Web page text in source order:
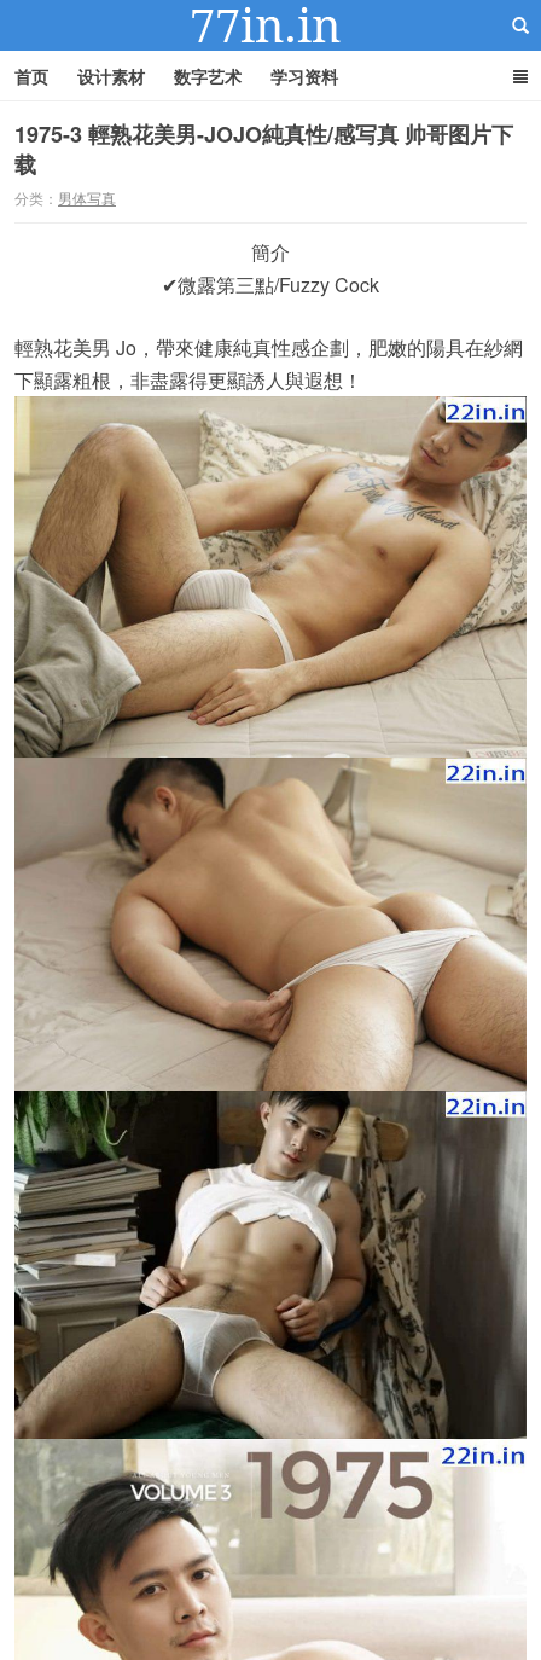
首页 设计素材 数字艺术 学习资料
1975-3 輕熟花美男-JOJO純真性/感写真 帅哥图片下
载
分类： 男体写真
簡介
✔微露第三點/Fuzzy Cock
輕熟花美男 Jo，帶來健康純真性感企劃，肥嫩的陽具在紗網
下顯露粗根，非盡露得更顯誘人與遐想！